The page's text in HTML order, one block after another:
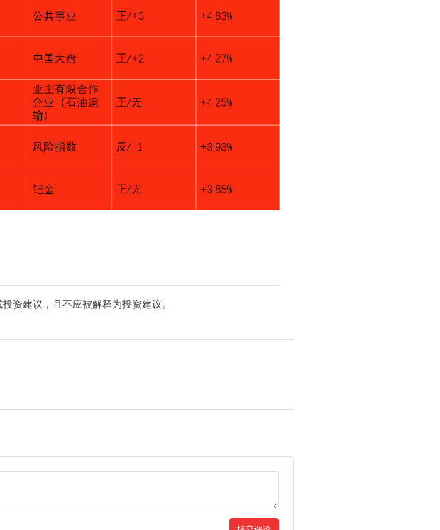
资建议，且不应被解释为投资建议。